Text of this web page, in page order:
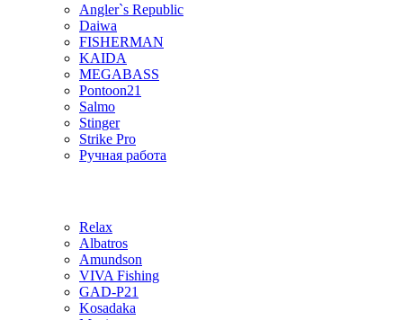
Angler`s Republic
Daiwa
FISHERMAN
KAIDA
MEGABASS
Pontoon21
Salmo
Stinger
Strike Pro
Ручная работа
Relax
Albatros
Amundson
VIVA Fishing
GAD-P21
Kosadaka